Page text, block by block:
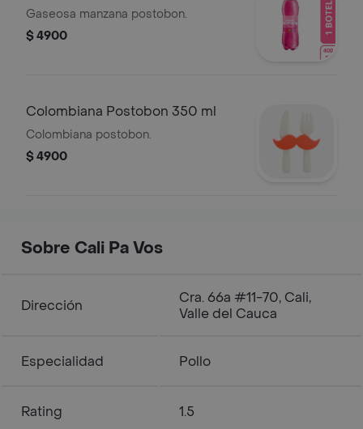
Gaseosa manzana postobon.
$ 4900
Colombiana Postobon 350 ml
Colombiana postobon.
$ 4900
Sobre Cali Pa Vos
Dirección
Cra. 66a #11-70, Cali,
Valle del Cauca
Especialidad Pollo
Rating 1.5